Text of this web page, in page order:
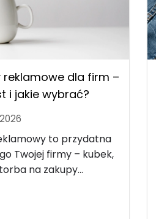
reklamowe dla firm –
i jakie wybrać?
to przydatna
Twojej firmy – kubek,
na zakupy...